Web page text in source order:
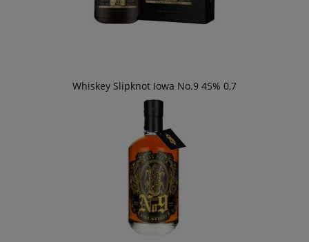
Whiskey Slipknot Iowa No.9 45% 0,7